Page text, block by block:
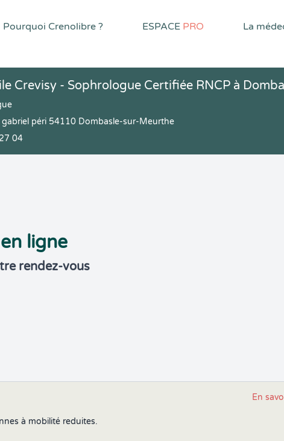
Pourquoi Crenolibre ? ESPACE PRO La
Crevisy - Sophrologue Certifiée RNCP à
péri 54110 Dombasle-sur-Meurthe
04
ligne
rendez-vous
à mobilité reduites.
En